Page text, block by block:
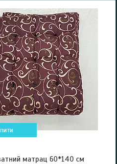
матрац 60*140 см